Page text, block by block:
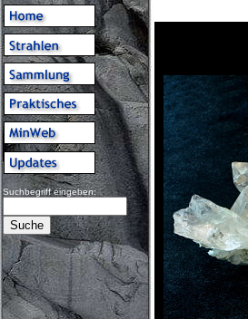
Suchbegriff eingeben: